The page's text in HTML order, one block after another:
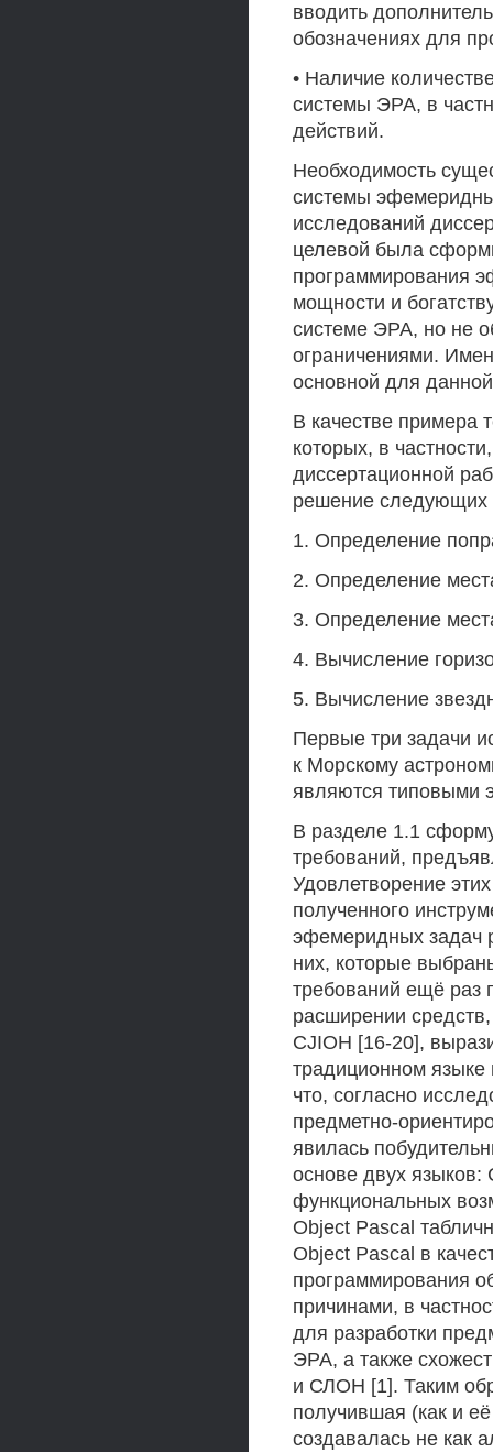
вводить
обозначениях для
• Наличие
системы ЭРА, в
действий.
Необходимость
системы
исследований
целевой была
программирования
мощности и
системе ЭРА, но не
ограничениями.
основной для
В качестве примера
которых, в
диссертационной
решение следующих
1. Определение
2. Определение
3. Определение
4. Вычисление
5. Вычисление
Первые три задачи
к Морскому
являются типовыми
В разделе 1.1
требований,
Удовлетворение
полученного
эфемеридных задач
них, которые
требований ещё раз
расширении
CJIOH [16-20],
традиционном
что, согласно
предметно-
явилась
основе двух
функциональных
Object Pascal
Object Pascal в
программирования
причинами, в
для разработки
ЭРА, а также
и СЛОН [1]. Таким
получившая (как и
создавалась не как